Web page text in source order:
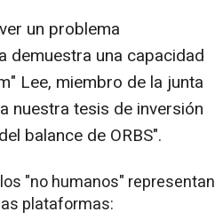
un problema
demuestra una capacidad
Lee, miembro de la junta
nuestra tesis de inversión
balance de ORBS".
"no humanos" representan
plataformas: